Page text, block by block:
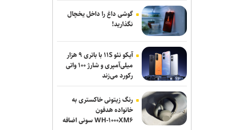
گوشی داغ را داخل یخچال
نگذارید!
آیکو نئو ۱۱S با باتری ۹ هزار
میلی‌آمپری و شارژ ۱۰۰ واتی
رکورد می‌زند
رنگ زیتونی خاکستری به
خانواده هدفون
WH-۱۰۰۰XM۶ سونی اضافه